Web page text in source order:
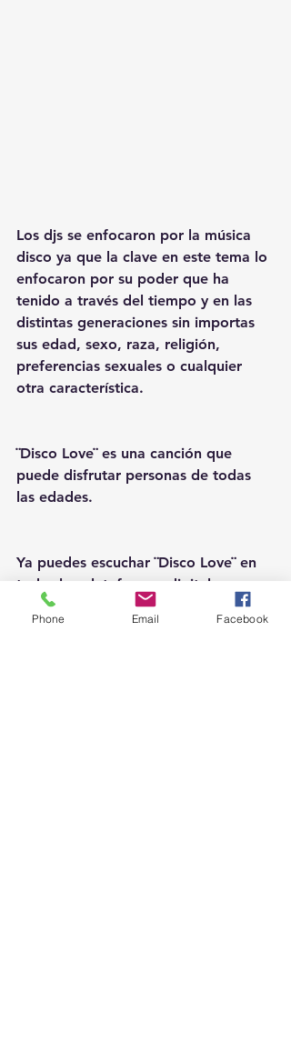
Los djs se enfocaron por la música
disco ya que la clave en este tema lo
enfocaron por su poder que ha
tenido a través del tiempo y en las
distintas generaciones sin importas
sus edad, sexo, raza, religión,
preferencias sexuales o cualquier
otra característica.
¨Disco Love¨ es una canción que
puede disfrutar personas de todas
las edades.
Ya puedes escuchar ¨Disco Love¨ en
todas las plataformas digitales.
Phone Email Facebook